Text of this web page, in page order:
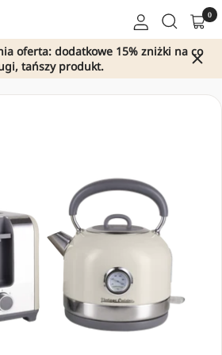
0
oferta: dodatkowe 15% zniżki na co
tańszy produkt.